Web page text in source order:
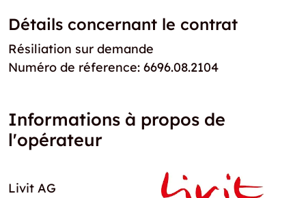
Détails concernant le contrat
Résiliation sur demande
Numéro de réference: 6696.08.2104
Informations à propos de
l'opérateur
Livit AG